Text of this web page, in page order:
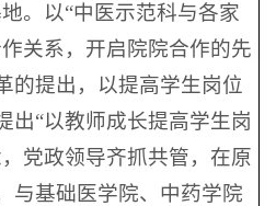
。以“中医示范科与各家
关系，开启院院合作的先
的提出，以提高学生岗位
出“以教师成长提高学生岗
党政领导齐抓共管，在原
与基础医学院、中药学院